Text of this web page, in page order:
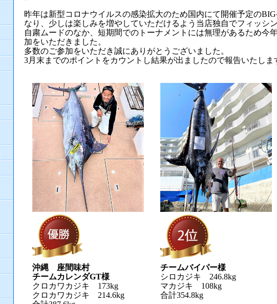
昨年は新型コロナウイルスの感染拡大のため国内にて開催予定の
なり、少しは楽しみを増やしていただけるよう当店独自でフィッシ
自粛ムードのなか、短期間でのトーナメントには無理があるため今
加をいただきました。
多数のご参加をいただき誠にありがとうございました。
3月末までのポイントをカウントし結果が出ましたので報告いたしま
沖縄 座間味村
チームカレンダGT様
クロカワカジキ 173kg
クロカワカジキ 214.6kg
チームバイパー様
シロカジキ 246.8kg
マカジキ 108kg
合計354.8kg